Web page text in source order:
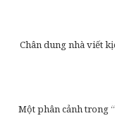
Chân dung nhà viết
Một phân cảnh trong